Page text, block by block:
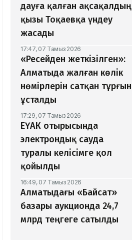
дауға қалған ақсақалдың
қызы Тоқаевқа үндеу
жасады
17:47, 07 Тамыз 2026
«Ресейден жеткізілген»:
Алматыда жалған көлік
нөмірлерін сатқан тұрғын
ұсталды
17:29, 07 Тамыз 2026
ЕҮАК отырысында
электрондық сауда
туралы келісімге қол
қойылды
16:49, 07 Тамыз 2026
Алматыдағы «Байсат»
базары аукционда 24,7
млрд теңгеге сатылды